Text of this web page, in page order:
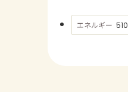
エネルギー 510